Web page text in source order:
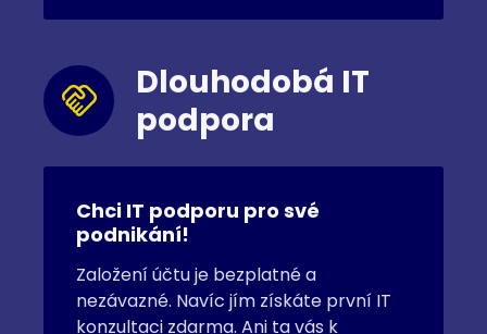
Dlouhodobá IT
podpora
Chci IT podporu pro své
podnikání!
Založení účtu je bezplatné a
nezávazné. Navíc jím získáte první IT
konzultaci zdarma. Ani ta vás k